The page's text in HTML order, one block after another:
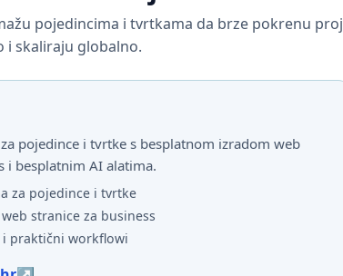
pojedincima i tvrtkama da brze pokrenu
i skaliraju globalno.
pojedince i tvrtke s besplatnom izradom web
i besplatnim AI alatima.
za pojedince i tvrtke
stranice za business
i praktični workflowi